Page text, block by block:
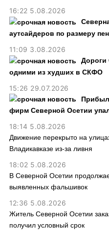
16:22 5.08.2026
аутсайдеров по размеру
11:09 3.08.2026
Дороги
одними из худших в СКФО
15:26 29.07.2026
фирм Северной Осетии
18:14 5.08.2026
Движение перекрыто на
Владикавказе из-за ливня
18:02 5.08.2026
В Северной Осетии
выявленных фальшивок
12:36 5.08.2026
Житель Северной Осетии
получил условный срок